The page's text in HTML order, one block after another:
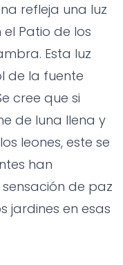
refleja una luz
Patio de los
Esta luz
de la fuente
cree que si
de luna llena y
leones, este se
han
de paz
jardines en esas